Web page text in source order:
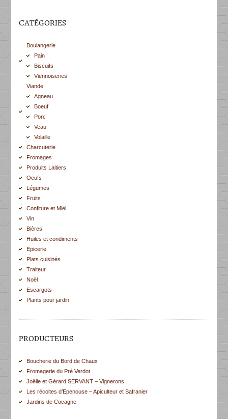
CATÉGORIES
Boulangerie
Pain
Biscuits
Viennoiseries
Viande
Agneau
Boeuf
Porc
Veau
Volaille
Charcuterie
Fromages
Produits Laitiers
Oeufs
Légumes
Fruits
Confiture et Miel
Vin
Bières
Huiles et condiments
Epicerie
Plats cuisinés
Traiteur
Noël
Escargots
Plants pour jardin
PRODUCTEURS
Boucherie du Bord de Chaux
Fromagerie du Pré Verdot
Joëlle et Gérard SERVANT – Vignerons
Les récoltes d’Epenouse – Apiculteur et Safranier
Jardins de Cocagne